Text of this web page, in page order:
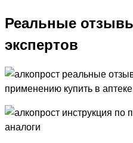
Реальные
экспертов